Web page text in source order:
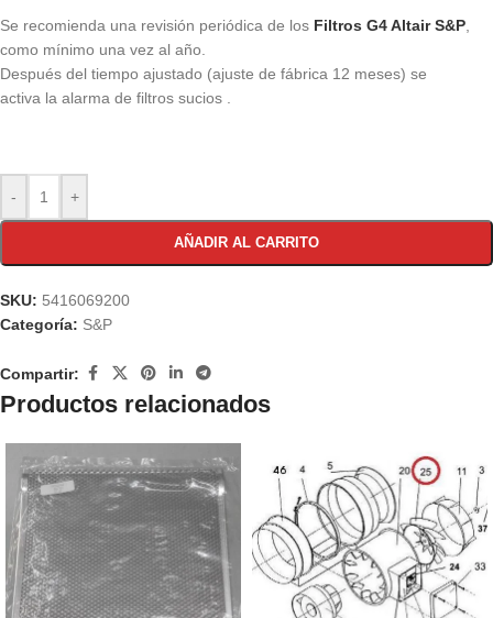
Se recomienda una revisión periódica de los Filtros G4 Altair S&P,
como mínimo una vez al año.
Después del tiempo ajustado (ajuste de fábrica 12 meses) se
activa la alarma de filtros sucios .
- +
AÑADIR AL CARRITO
SKU: 5416069200
Categoría: S&P
Compartir:
Productos relacionados